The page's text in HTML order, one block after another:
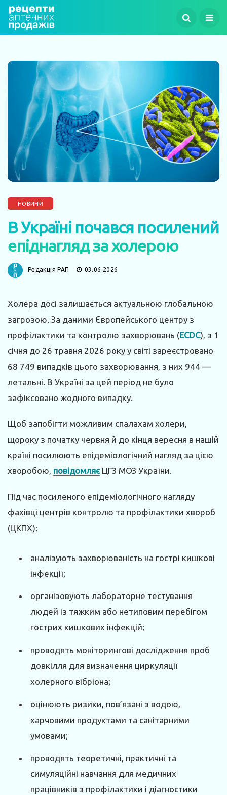
НОВИНИ
В Україні почався посилений
епіднагляд за холерою
Редакція РАП 03.06.2026
Холера досі залишається актуальною глобальною
загрозою. За даними Європейського центру з
профілактики та контролю захворювань (ECDC), з 1
січня до 26 травня 2026 року у світі зареєстровано
68 749 випадків цього захворювання, з них 944 —
летальні. В Україні за цей період не було
зафіксовано жодного випадку.
Щоб запобігти можливим спалахам холери,
щороку з початку червня й до кінця вересня в нашій
країні посилюють епідеміологічний нагляд за цією
хворобою, повідомляєЦГЗ МОЗ України.
Під час посиленого епідеміологічного нагляду
фахівці центрів контролю та профілактики хвороб
(ЦКПХ):
аналізують захворюваність на гострі кишкові
інфекції;
організовують лабораторне тестування
людей із тяжким або нетиповим перебігом
гострих кишкових інфекцій;
проводять моніторингові дослідження проб
довкілля для визначення циркуляції
холерного вібріона;
оцінюють ризики, пов’язані з водою,
харчовими продуктами та санітарними
умовами;
проводять теоретичні, практичні та
симуляційні навчання для медичних
працівників з профілактики і діагностики